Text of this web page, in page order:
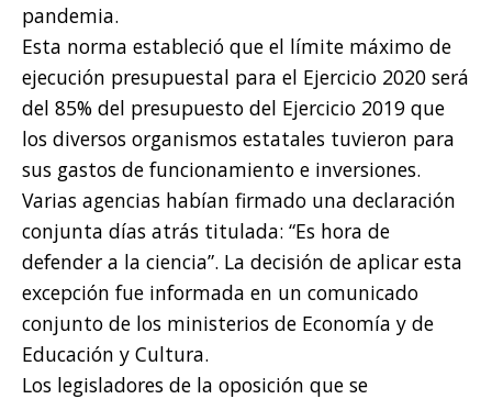
pandemia.
Esta norma estableció que el límite máximo de
ejecución presupuestal para el Ejercicio 2020 será
del 85% del presupuesto del Ejercicio 2019 que
los diversos organismos estatales tuvieron para
sus gastos de funcionamiento e inversiones.
Varias agencias habían firmado una declaración
conjunta días atrás titulada: “Es hora de
defender a la ciencia”. La decisión de aplicar esta
excepción fue informada en un comunicado
conjunto de los ministerios de Economía y de
Educación y Cultura.
Los legisladores de la oposición que se